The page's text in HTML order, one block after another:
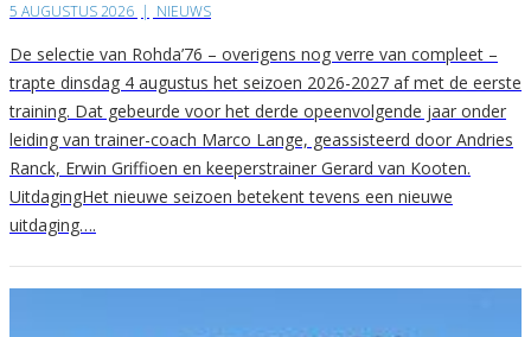
5 AUGUSTUS 2026 | NIEUWS
De selectie van Rohda’76 – overigens nog verre van compleet –
trapte dinsdag 4 augustus het seizoen 2026-2027 af met de eerste
training. Dat gebeurde voor het derde opeenvolgende jaar onder
leiding van trainer-coach Marco Lange, geassisteerd door Andries
Ranck, Erwin Griffioen en keeperstrainer Gerard van Kooten.
UitdagingHet nieuwe seizoen betekent tevens een nieuwe
uitdaging….